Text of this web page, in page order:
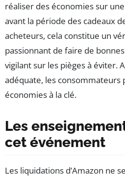
réaliser des économies sur
avant la période des cadeaux
acheteurs, cela constitue un
passionnant de faire de
vigilant sur les pièges à éviter.
adéquate, les consommateurs
économies à la clé.
Les
cet événement
Les liquidations d’Amazon ne